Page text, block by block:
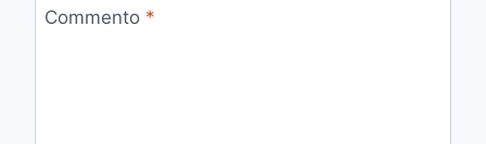
Commento *